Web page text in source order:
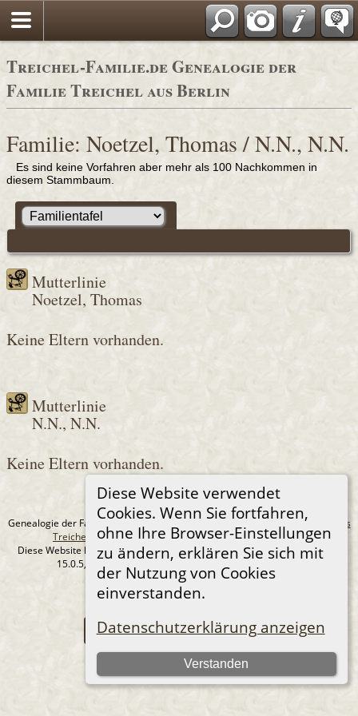
Adressbücher
Treichel-Familie.de Genealogie der
Familie Treichel aus Berlin
Diese Website verwendet
Cookies. Wenn Sie fortfahren,
ohne Ihre Browser-Einstellungen
zu ändern, erklären Sie sich mit
der Nutzung von Cookies
einverstanden.
Datenschutzerklärung anzeigen
Verstanden
Familie: Noetzel, Thomas / N.N., N.N.
Es sind keine Vorfahren aber mehr als 100 Nachkommen in
diesem Stammbaum.
Mutterlinie
Noetzel, Thomas
Keine Eltern vorhanden.
Mutterlinie
N.N., N.N.
Keine Eltern vorhanden.
Genealogie der Familie Treichel aus Berlin. - erstellt und betreut von
Andreas
Treichel
Copyright © 2014-2026 Alle Rechte vorbehalten.
Diese Website läuft mitThe Next Generation of Genealogy Sitebuilding
15.0.5, programmiert von Darrin Lythgoe © 2001-2026.
Datenschutzerklärung
Zur Desktop-Webseite wechseln